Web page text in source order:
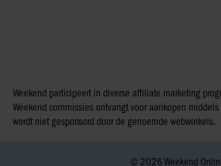
Weekend participeert in diverse affiliate marketing
Weekend commissies ontvangt voor aankopen
wordt niet gesponsord door de genoemde webwinkels.
© 2026 Weekend